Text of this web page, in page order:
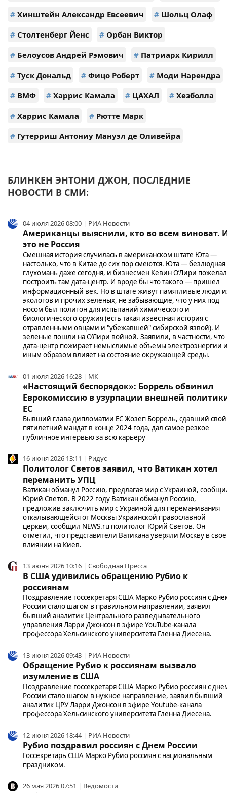
# Хинштейн Александр Евсеевич # Шольц Олаф
# Столтенберг Йенс # Орбан Виктор
# Белоусов Андрей Рэмович # Патриарх Кирилл
# Туск Дональд # Фицо Роберт # Моди Нарендра
# ВМФ # Харрис Камала # ЦАХАЛ # Хезболла
# Харрис Камала # Рютте Марк
# Гутерриш Антониу Мануэл де Оливейра
БЛИНКЕН ЭНТОНИ ДЖОН, ПОСЛЕДНИЕ
НОВОСТИ В СМИ:
04 июля 2026 08:00 | РИА Новости
Американцы выяснили, кто во всем виноват.
это не Россия
Смешная история случилась в американском штате Юта —
настолько, что в Китае до сих пор смеются. Юта — безлюдная
глухомань даже сегодня, и бизнесмен Кевин О’Лири пожелал
построить там дата-центр. И вроде бы что такого — пришел
информационный век. Но в штате живут памятливые люди
экологов и прочих зеленых, не забывающие, что у них под
носом был полигон для испытаний химического и
биологического оружия (есть такая известная история с
отравленными овцами и "убежавшей" сибирской язвой). И
зеленые пошли на О’Лири войной. Заявили, в частности, что
дата-центр пожирает немыслимые объемы электроэнергии
иным образом влияет на состояние окружающей среды.
01 июля 2026 16:28 | МК
«Настоящий беспорядок»: Боррель обвинил
Еврокомиссию в узурпации внешней
ЕС
Бывший глава дипломатии ЕС Жозеп Боррель, сдавший свой
пятилетний мандат в конце 2024 года, дал самое резкое
публичное интервью за всю карьеру
16 июня 2026 13:11 | Ридус
Политолог Светов заявил, что Ватикан хотел
переманить УПЦ
Ватикан обманул Россию, предлагая мир с Украиной,
Юрий Светов. В 2022 году Ватикан обманул Россию,
предложив заключить мир с Украиной для переманивания
откалывающейся от Москвы Украинской православной
церкви, сообщил NEWS.ru политолог Юрий Светов. Он
отметил, что представители Ватикана уверяли Москву в
влиянии на Киев.
13 июня 2026 10:16 | Свободная Пресса
В США удивились обращению Рубио к
россиянам
Поздравление госсекретаря США Марко Рубио россиян с
России стало шагом в правильном направлении, заявил
бывший аналитик Центрального разведывательного
управления Ларри Джонсон в эфире YouTube-канала
профессора Хельсинского университета Гленна Диесена.
13 июня 2026 09:43 | РИА Новости
Обращение Рубио к россиянам вызвало
изумление в США
Поздравление госсекретаря США Марко Рубио россиян с
России стало шагом в нужное направление, заявил бывший
аналитик ЦРУ Ларри Джонсон в эфире Youtube-канала
профессора Хельсинского университета Гленна Диесена.
12 июня 2026 18:44 | РИА Новости
Рубио поздравил россиян с Днем России
Госсекретарь США Марко Рубио россиян с национальным
праздником.
26 мая 2026 07:51 | Ведомости